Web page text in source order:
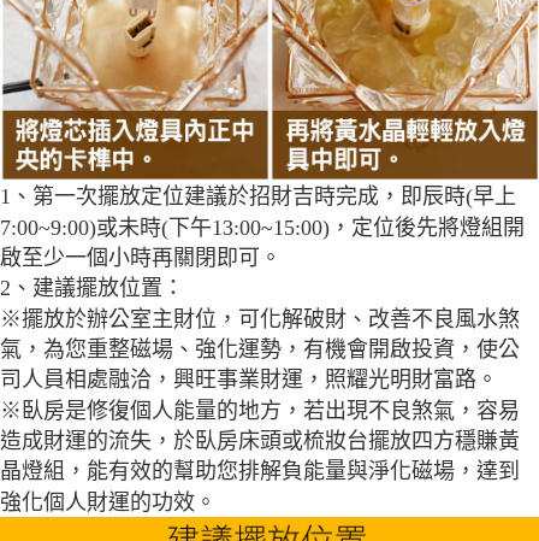
1、第一次擺放定位建議於招財吉時完成，即辰時(早上
7:00~9:00)或未時(下午13:00~15:00)，定位後先將燈組開
啟至少一個小時再關閉即可。
2、建議擺放位置：
※擺放於辦公室主財位，可化解破財、改善不良風水煞
氣，為您重整磁場、強化運勢，有機會開啟投資，使公
司人員相處融洽，興旺事業財運，照耀光明財富路。
※ 臥房是修復個人能量的地方，若出現不良煞氣，容易
造成財運的流失，於臥房床頭或梳妝台擺放四方穩賺黃
晶燈組，能有效的幫助您排解負能量與淨化磁場，達到
強化個人財運的功效。